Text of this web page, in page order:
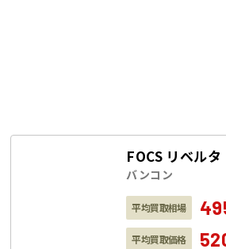
FOCS リベルタ
バンコン
平均買取相場
平均買取価格